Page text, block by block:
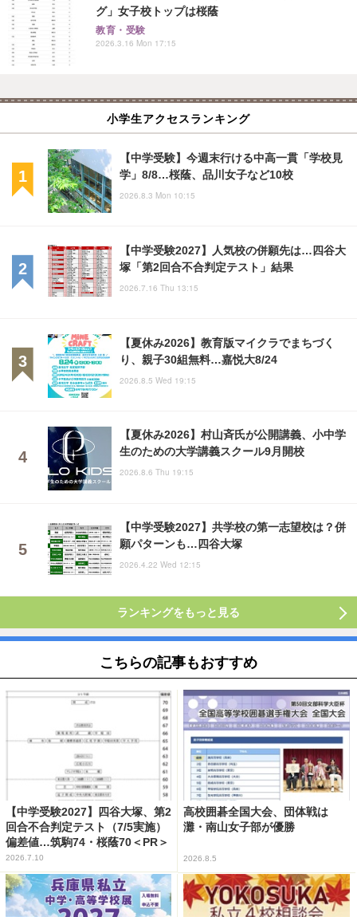
グ」女子校トップは桜蔭
教育・受験
2026.3.16 Mon 17:15
小学生アクセスランキング
【中学受験】今週末行ける中高一貫「学校見
学」8/8…桜蔭、品川女子など10校
2026.8.3 Mon 10:15
【中学受験2027】人気校の併願先は…四谷大
塚「第2回合不合判定テスト」結果
2026.7.16 Thu 13:15
【夏休み2026】教育版マイクラでまちづく
り、親子30組無料…嘉悦大8/24
2026.8.5 Wed 19:15
【夏休み2026】村山斉氏が公開講義、小中学
生のための大学講義スクール9月開校
2026.8.6 Thu 19:15
【中学受験2027】共学校の第一志望校は？併
願パターンも…四谷大塚
2026.4.22 Wed 12:15
ランキングをもっと見る
こちらの記事もおすすめ
【中学受験2027】四谷大塚、第2
回合不合判定テスト（7/5実施）
偏差値…筑駒74・桜蔭70＜PR＞
2026.7.10
高校囲碁全国大会、団体戦は
灘・南山女子部が優勝
2026.8.5